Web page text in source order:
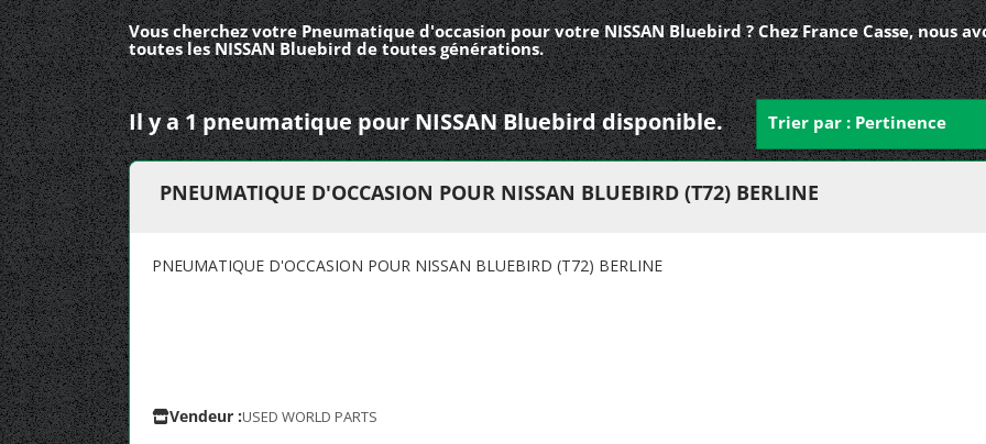
Vous cherchez votre Pneumatique d'occasion pour votre NISSAN Bluebird ? Chez France Casse, nous
toutes les NISSAN Bluebird de toutes générations.
Il y a 1 pneumatique pour NISSAN Bluebird disponible. Trier par : Pertinence
PNEUMATIQUE D'OCCASION POUR NISSAN BLUEBIRD (T72) BERLINE
PNEUMATIQUE D'OCCASION POUR NISSAN BLUEBIRD (T72) BERLINE
Vendeur :USED WORLD PARTS